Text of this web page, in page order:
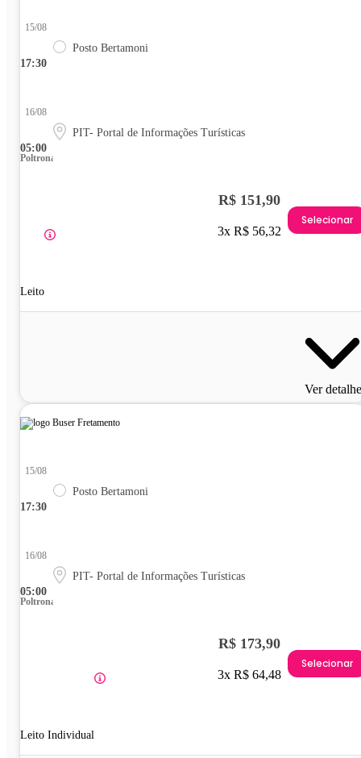
17:30
15/08
Posto Bertamoni
05:00
16/08
PIT- Portal de Informações Turísticas
Poltrona
Leito
R$ 151,90
3x R$ 56,32
Selecionar
Ver
17:30
15/08
Posto Bertamoni
05:00
16/08
PIT- Portal de Informações Turísticas
Poltrona
Leito Individual
R$ 173,90
3x R$ 64,48
Selecionar